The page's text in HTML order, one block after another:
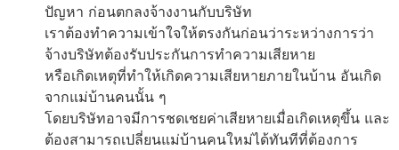
ปัญหา ก่อนตกลงจ้างงานกับบริษัท
เราต้องทำความเข้าใจให้ตรงกันก่อนว่าระหว่างการว่า
จ้างบริษัทต้องรับประกันการทำความเสียหาย
หรือเกิดเหตุที่ทำให้เกิดความเสียหายภายในบ้าน อันเกิด
จากแม่บ้านคนนั้น ๆ
โดยบริษัทอาจมีการชดเชยค่าเสียหายเมื่อเกิดเหตุขึ้น และ
ต้องสามารถเปลี่ยนแม่บ้านคนใหม่ได้ทันทีที่ต้องการ